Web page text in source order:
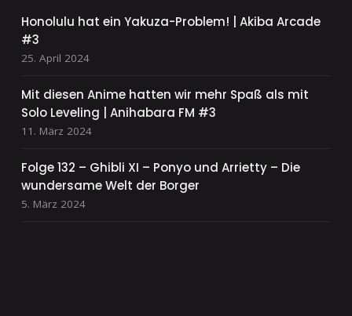
Honolulu hat ein Yakuza-Problem! | Akiba Arcade
#3
25. April 2024
Mit diesen Anime hatten wir mehr Spaß als mit
Solo Leveling | Anihabara FM #3
11. März 2024
Folge 132 – Ghibli XI – Ponyo und Arrietty – Die
wundersame Welt der Borger
5. März 2024